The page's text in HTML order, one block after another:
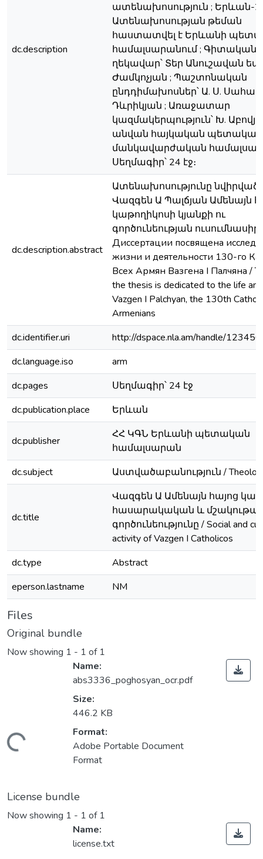
dc.description
ատենախոսություն ; Երևան-
Ատենախոսության թեման
հաստատվել է Երևանի
համալսարանում ; Գիտական
ղեկավար՝ Տեր Անուշավան
Ժամկոչյան ; Պաշտոնական
ընդդիմախոսներ՝ Ա. Ս.
Դևրիկյան ; Առաջատար
կազմակերպություն՝ Խ.
անվան հայկական պետական
մանկավարժական
Սեղմագիր՝ 24 էջ։
dc.description.abstract
Ատենախոսությունը նվիրված
Վազգեն Ա Պալճյան Ամենայն
կաթողիկոսի կյանքի ու
գործունեության
Диссертации посвящена
жизни и деятельности 130-го
Всех Армян Вазгена I Палчяна /
the thesis is dedicated to the life
Vazgen I Palchyan, the 130th
Armenians
dc.identifier.uri
http://dspace.nla.am/handle/
dc.language.iso
arm
dc.pages
Սեղմագիր՝ 24 էջ
dc.publication.place
Երևան
dc.publisher
ՀՀ ԿԳՆ Երևանի պետական
համալսարան
dc.subject
Աստվածաբանություն /
dc.title
Վազգեն Ա Ամենայն հայոց
հասարակական և
գործունեությունը / Social and
activity of Vazgen I Catholicos
dc.type
Abstract
eperson.lastname
NM
Files
Original bundle
Now showing 1 - 1 of 1
Name:
abs3336_pоghosyan_ocr.pdf
Size:
446.2 KB
Format:
Adobe Portable Document
Format
License bundle
Now showing 1 - 1 of 1
Name:
license.txt